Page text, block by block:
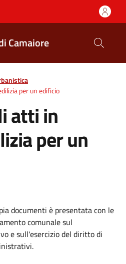
Camaiore
per un edificio
atti in
per un
documenti è presentata con le
comunale sul
e sull'esercizio del diritto di